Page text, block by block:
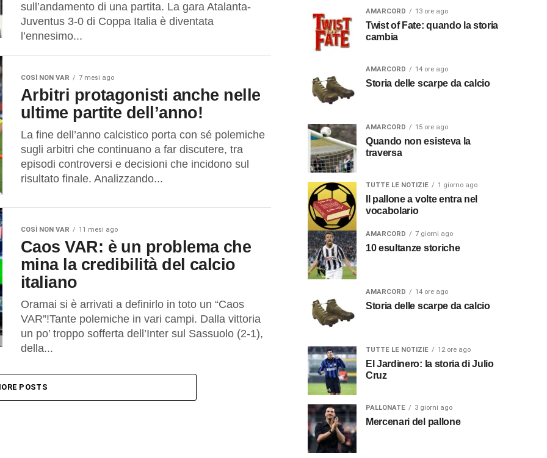
sull’andamento di una partita. La gara Atalanta-
Juventus 3-0 di Coppa Italia è diventata
l’ennesimo...
COSÌ NON VAR 7 mesi ago
Arbitri protagonisti anche nelle
ultime partite dell’anno!
La fine dell’anno calcistico porta con sé polemiche
sugli arbitri che continuano a far discutere, tra
episodi controversi e decisioni che incidono sul
risultato finale. Analizzando...
COSÌ NON VAR 11 mesi ago
Caos VAR: è un problema che
mina la credibilità del calcio
italiano
Oramai si è arrivati a definirlo in toto un “Caos
VAR”!Tante polemiche in vari campi. Dalla vittoria
un po’ troppo sofferta dell’Inter sul Sassuolo (2-1),
della...
POSTS
AMARCORD 13 ore ago
Twist of Fate: quando la storia
cambia
AMARCORD 14 ore ago
Storia delle scarpe da calcio
AMARCORD 15 ore ago
Quando non esisteva la
traversa
TUTTE LE NOTIZIE 1 giorno ago
Il pallone a volte entra nel
vocabolario
AMARCORD 7 giorni ago
10 esultanze storiche
AMARCORD 14 ore ago
Storia delle scarpe da calcio
TUTTE LE NOTIZIE 12 ore ago
El Jardinero: la storia di Julio
Cruz
PALLONATE 3 giorni ago
Mercenari del pallone